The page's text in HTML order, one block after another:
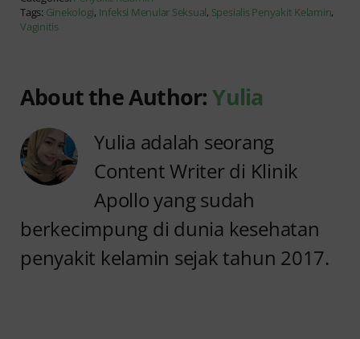
Tags: Ginekologi, Infeksi Menular Seksual, Spesialis Penyakit Kelamin,
Vaginitis
About the Author:Yulia
Yulia adalah seorang
Content Writer di Klinik
Apollo yang sudah
berkecimpung di dunia kesehatan
penyakit kelamin sejak tahun 2017.
Anyang